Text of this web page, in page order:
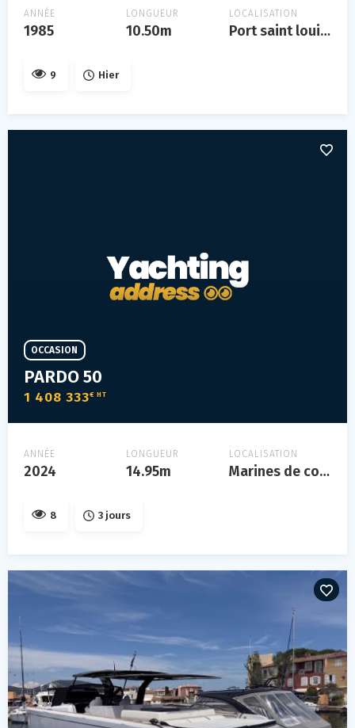
ANNÉE
1985
LONGUEUR
10.50m
LOCALISATION
Port saint louis du rhône
9 Hier
PARDO 50
1 408 333€ HT
OCCASION
ANNÉE
2024
LONGUEUR
14.95m
LOCALISATION
Marines de cogolin
8 3 jours